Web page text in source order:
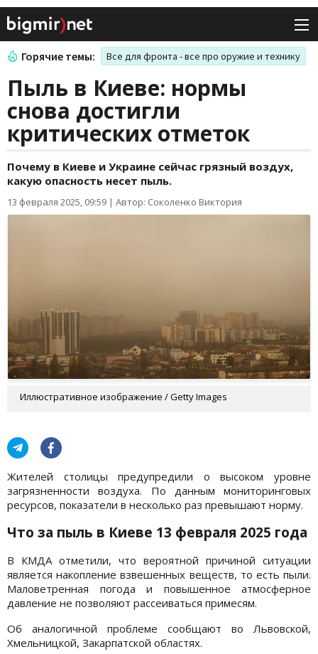
Горячие темы: Все для фронта - все про оружие и технику
Пыль в Киеве: нормы
снова достигли
критических отметок
Почему в Киеве и Украине сейчас грязный воздух,
какую опасность несет пыль.
13 февраля 2025, 09:59 | Автор: Соколенко Виктория
Иллюстративное изображение / Getty Images
Жителей столицы предупредили о высоком уровне
загрязненности воздуха. По данным мониторинговых
ресурсов, показатели в несколько раз превышают норму.
Что за пыль в Киеве 13 февраля 2025 года
В КМДА отметили, что вероятной причиной ситуации
является накопление взвешенных веществ, то есть пыли.
Маловетренная погода и повышенное атмосферное
давление не позволяют рассеиваться примесям.
Об аналогичной проблеме сообщают во Львовской,
Хмельницкой, Закарпатской областях.